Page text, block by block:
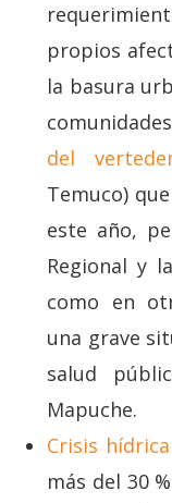
propios
la basura
del
Temuco)
este año,
Regional y
como en
una grave
salud
Mapuche.
Crisis
más del 30